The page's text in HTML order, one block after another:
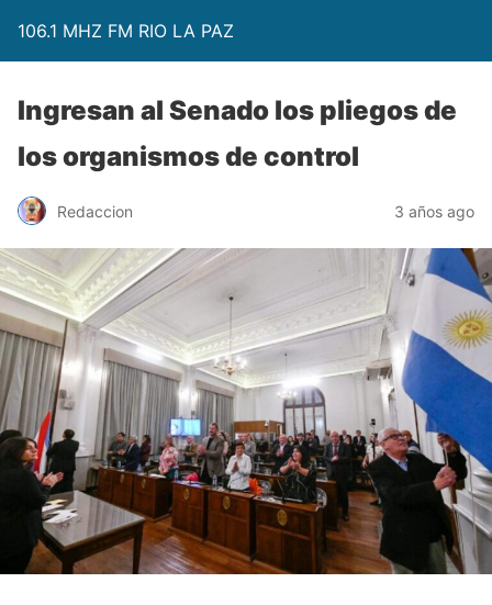
106.1 MHZ FM RIO LA PAZ
Ingresan al Senado los pliegos de
los organismos de control
Redaccion 3 años ago